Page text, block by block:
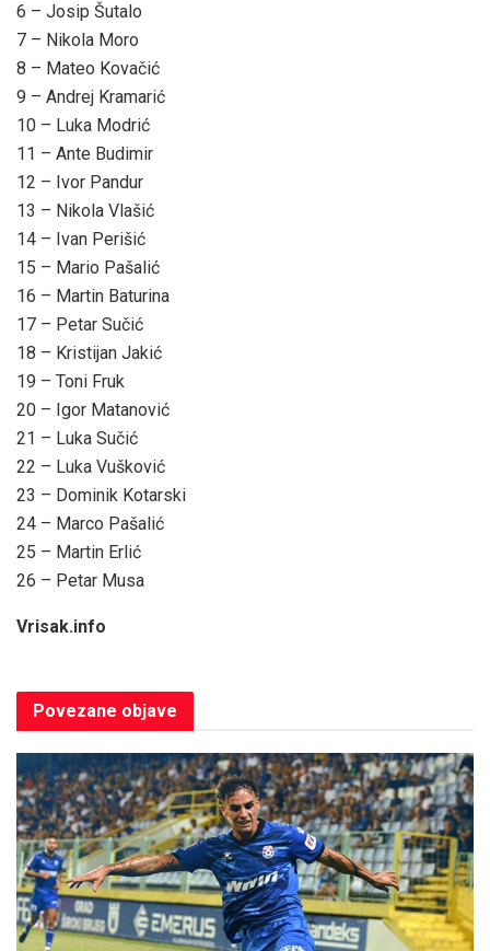
6 – Josip Šutalo
7 – Nikola Moro
8 – Mateo Kovačić
9 – Andrej Kramarić
10 – Luka Modrić
11 – Ante Budimir
12 – Ivor Pandur
13 – Nikola Vlašić
14 – Ivan Perišić
15 – Mario Pašalić
16 – Martin Baturina
17 – Petar Sučić
18 – Kristijan Jakić
19 – Toni Fruk
20 – Igor Matanović
21 – Luka Sučić
22 – Luka Vušković
23 – Dominik Kotarski
24 – Marco Pašalić
25 – Martin Erlić
26 – Petar Musa
Vrisak.info
Povezane objave